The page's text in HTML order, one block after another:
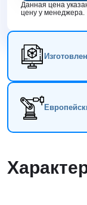
Данная цена
цену у менеджера.